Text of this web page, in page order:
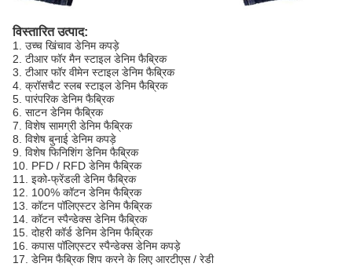
विस्तारित उत्पाद:
1. उच्च खिंचाव डेनिम कपड़े
2. टीआर फॉर मैन स्टाइल डेनिम फैब्रिक
3. टीआर फॉर वीमेन स्टाइल डेनिम फैब्रिक
4. क्रॉसचैट स्लब स्टाइल डेनिम फैब्रिक
5. पारंपरिक डेनिम फैब्रिक
6. साटन डेनिम फैब्रिक
7. विशेष सामग्री डेनिम फैब्रिक
8. विशेष बुनाई डेनिम कपड़े
9. विशेष फिनिशिंग डेनिम फैब्रिक
10. PFD / RFD डेनिम फैब्रिक
11. इको-फ्रेंडली डेनिम फैब्रिक
12. 100% कॉटन डेनिम फैब्रिक
13. कॉटन पॉलिएस्टर डेनिम फैब्रिक
14. कॉटन स्पैन्डेक्स डेनिम फैब्रिक
15. दोहरी कॉर्ड डेनिम डेनिम फैब्रिक
16. कपास पॉलिएस्टर स्पैन्डेक्स डेनिम कपड़े
17. डेनिम फैब्रिक शिप करने के लिए आरटीएस / रेडी